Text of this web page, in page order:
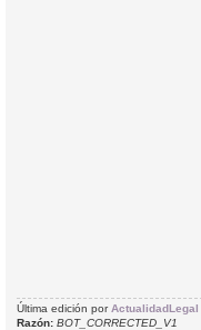
Última edición por ActualidadLegal
Razón: BOT_CORRECTED_V1